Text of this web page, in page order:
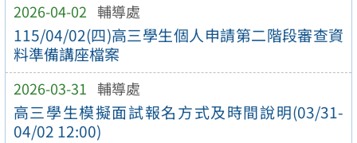
2026-04-02 輔導處
115/04/02(四)高三學生個人申請第二階段審查資
料準備講座檔案
2026-03-31 輔導處
高三學生模擬面試報名方式及時間說明(03/31-
04/02 12:00)